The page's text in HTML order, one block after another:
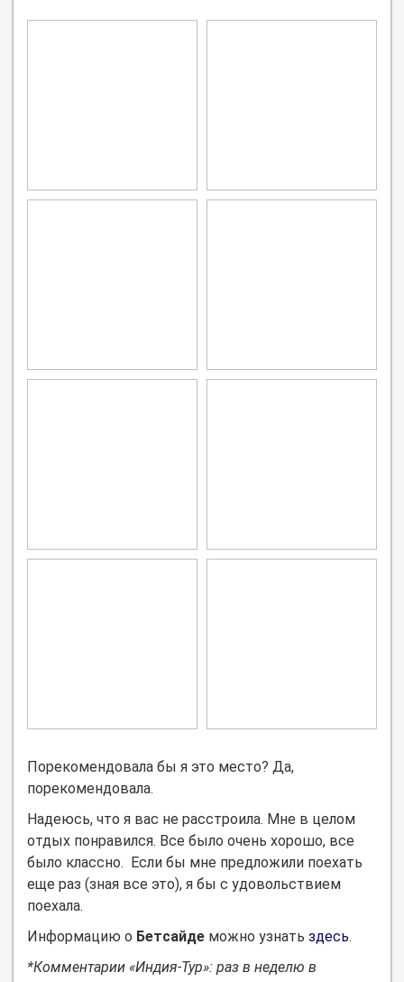
Порекомендовала бы я это место? Да,
порекомендовала.
Надеюсь, что я вас не расстроила. Мне в целом
отдых понравился. Все было очень хорошо, все
было классно. Если бы мне предложили поехать
еще раз (зная все это), я бы с удовольствием
поехала.
Информацию о Бетсайде можно узнать здесь.
*Комментарии «Индия-Тур»: раз в неделю в